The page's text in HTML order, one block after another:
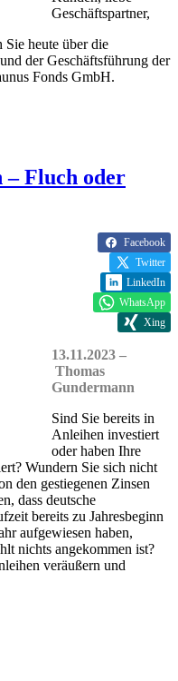
Geschäftspartner,
heute über die
der Geschäftsführung der
Fonds GmbH.
– Fluch oder
Facebook
Twitter
LinkedIn
WhatsApp
Xing
13.11.2023 –
Thomas
Gundermann
Sind Sie bereits in
Anleihen investiert
oder haben Ihre
Wundern Sie sich nicht
den gestiegenen Zinsen
dass deutsche
bereits zu Jahresbeginn
aufgewiesen haben,
nichts angekommen ist?
veräußern und